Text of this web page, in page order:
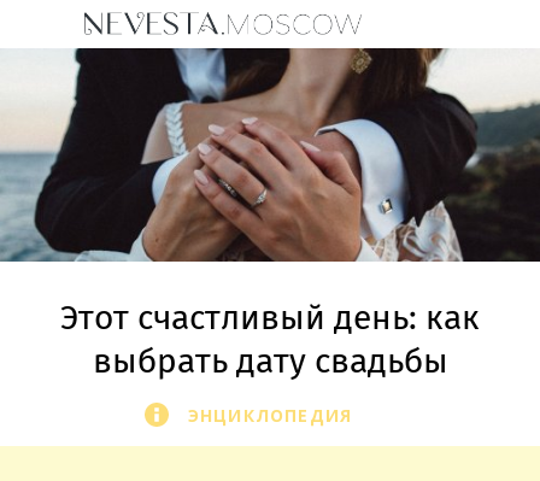
Этот счастливый день: как
выбрать дату свадьбы
ЭНЦИКЛОПЕДИЯ